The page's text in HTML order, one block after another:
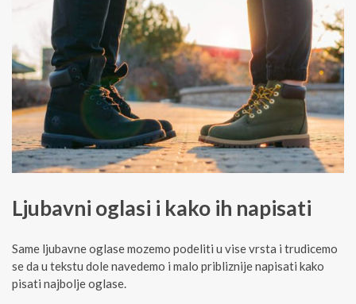
Ljubavni oglasi i kako ih napisati
Same ljubavne oglase mozemo podeliti u vise vrsta i trudicemo
se da u tekstu dole navedemo i malo pribliznije napisati kako
pisati najbolje oglase.